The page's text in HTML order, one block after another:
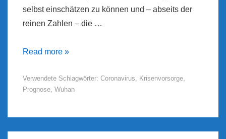
selbst einschätzen zu können und – abseits der
reinen Zahlen – die …
Coronavirus
Wuhan
Read more »
Verwendete Schlagwörter: Coronavirus, Krisenvorsorge,
Prognose, Wuhan